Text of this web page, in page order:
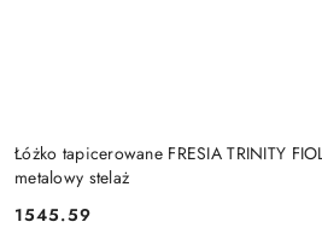
Łóżko tapicerowane FRESIA TRINITY
metalowy stelaż
Cena:
1545.59